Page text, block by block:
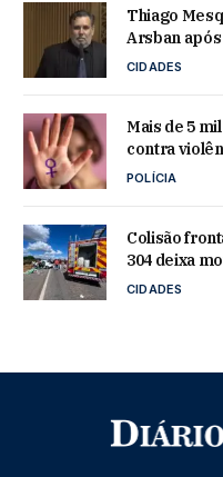
Thiago
Arsban
CIDADES
Mais de 5
contra
POLÍCIA
Colisão
304 deixa
CIDADES